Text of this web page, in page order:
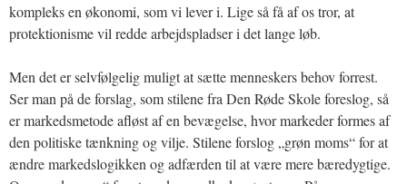
kompleks en økonomi, som vi lever i. Lige så få af os tror, at
protektionisme vil redde arbejdspladser i det lange løb.
Men det er selvfølgelig muligt at sætte menneskers behov forrest.
Ser man på de forslag, som stilene fra Den Røde Skole foreslog, så
er markedsmetode afløst af en bevægelse, hvor markeder formes af
den politiske tænkning og vilje. Stilene forslog „grøn moms“ for at
ændre markedslogikken og adfærden til at være mere bæredygtige.